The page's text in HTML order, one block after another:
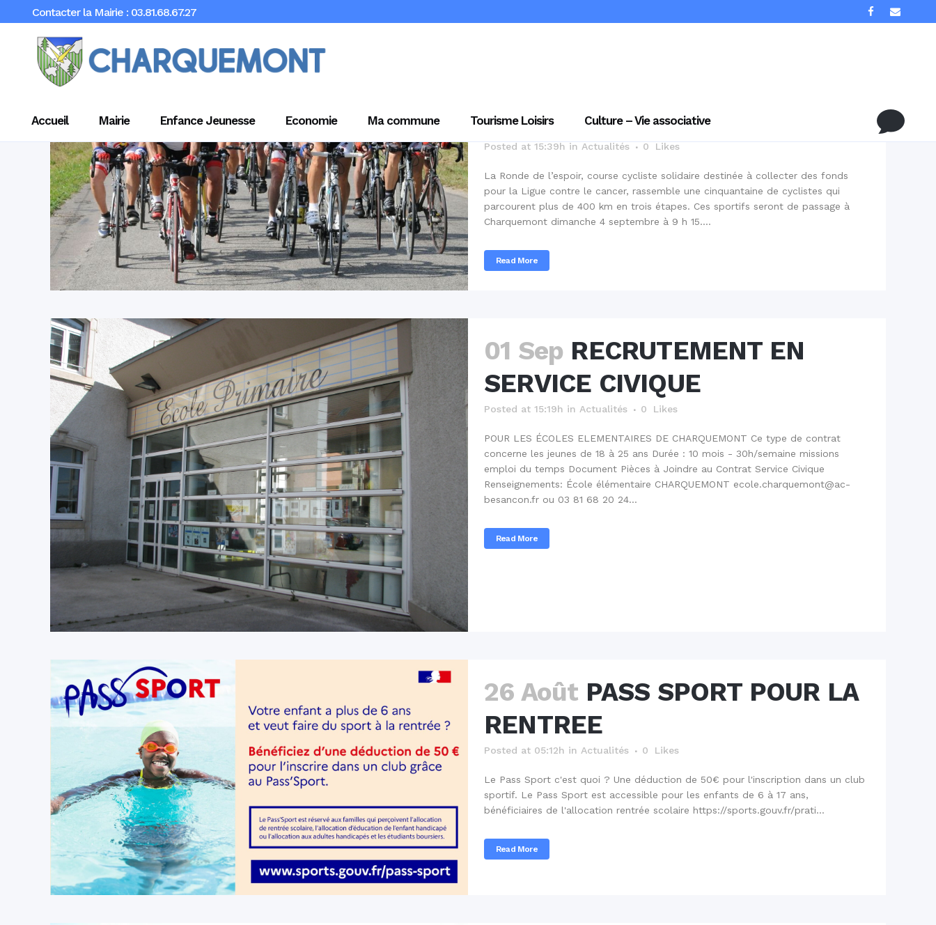
Contacter la Mairie : 03.81.68.67.27
Accueil Mairie Enfance Jeunesse Economie Ma commune Tourisme Loisirs Culture – Vie associative
DE L’ESPOIR
Posted at 15:39h in Actualités 0 Likes
La Ronde de l’espoir, course cycliste solidaire destinée à collecter des fonds
pour la Ligue contre le cancer, rassemble une cinquantaine de cyclistes qui
parcourent plus de 400 km en trois étapes. Ces sportifs seront de passage à
Charquemont dimanche 4 septembre à 9 h 15....
Read More
01 Sep RECRUTEMENT EN
SERVICE CIVIQUE
Posted at 15:19h in Actualités 0 Likes
POUR LES ÉCOLES ELEMENTAIRES DE CHARQUEMONT Ce type de contrat
concerne les jeunes de 18 à 25 ans Durée : 10 mois - 30h/semaine missions
emploi du temps Document Pièces à Joindre au Contrat Service Civique
Renseignements: École élémentaire CHARQUEMONT ecole.charquemont@ac-
besancon.fr ou 03 81 68 20 24...
Read More
26 Août PASS SPORT POUR LA
RENTREE
Posted at 05:12h in Actualités 0 Likes
Le Pass Sport c'est quoi ? Une déduction de 50€ pour l'inscription dans un club
sportif. Le Pass Sport est accessible pour les enfants de 6 à 17 ans,
bénéficiaires de l'allocation rentrée scolaire https://sports.gouv.fr/prati...
Read More